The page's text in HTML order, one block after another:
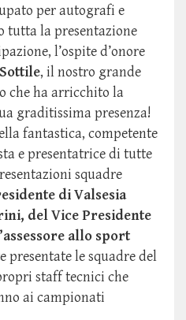
per autografi e
tutta la presentazione
l’ospite d’onore
, il nostro grande
che ha arricchito la
graditissima presenza!
fantastica, competente
e presentatrice di tutte
squadre
di Valsesia
del Vice Presidente
allo sport
presentate le squadre del
staff tecnici che
ai campionati